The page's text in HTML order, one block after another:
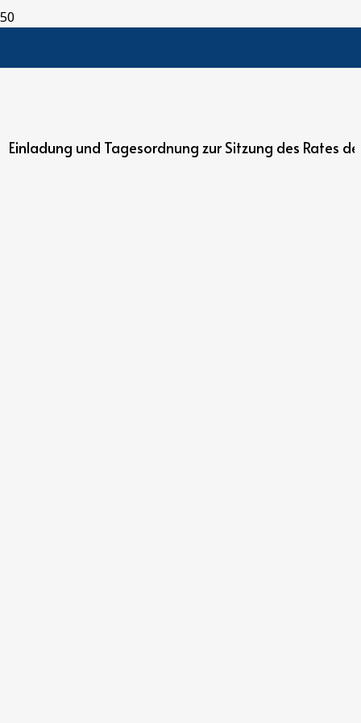
Einladung und Tagesordnung zur Sitzung des Rates